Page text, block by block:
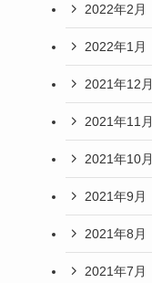
2022年2月
2022年1月
2021年12月
2021年11月
2021年10月
2021年9月
2021年8月
2021年7月